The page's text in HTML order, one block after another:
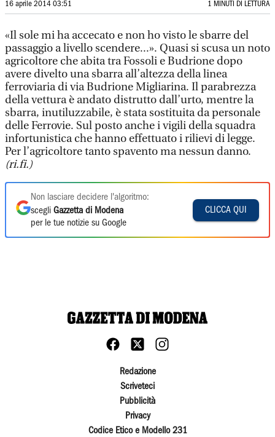
16 aprile 2014 03:51 1 MINUTI DI LETTURA
«Il sole mi ha accecato e non ho visto le sbarre del
passaggio a livello scendere...». Quasi si scusa un noto
agricoltore che abita tra Fossoli e Budrione dopo
avere divelto una sbarra all’altezza della linea
ferroviaria di via Budrione Migliarina. Il parabrezza
della vettura è andato distrutto dall’urto, mentre la
sbarra, inutiluzzabile, è stata sostituita da personale
delle Ferrovie. Sul posto anche i vigili della squadra
infortunistica che hanno effettuato i rilievi di legge.
Per l’agricoltore tanto spavento ma nessun danno.
(ri.fi.)
Non lasciare decidere l'algoritmo:
scegli Gazzetta di Modena
per le tue notizie su Google
CLICCA QUI
Redazione
Scriveteci
Pubblicità
Privacy
Codice Etico e Modello 231